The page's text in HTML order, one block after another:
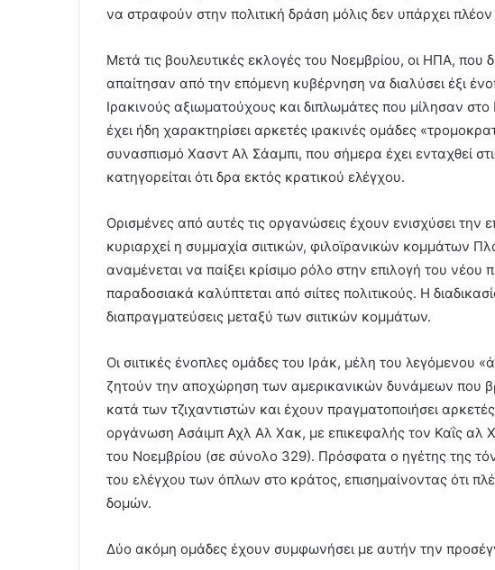
να στραφούν στην πολιτική δράση μόλις δεν υπάρχει
Μετά τις βουλευτικές εκλογές του Νοεμβρίου, οι ΗΠΑ, που
απαίτησαν από την επόμενη κυβέρνηση να διαλύσει έξι
Ιρακινούς αξιωματούχους και διπλωμάτες που μίλησαν
έχει ήδη χαρακτηρίσει αρκετές ιρακινές ομάδες
συνασπισμό Χασντ Αλ Σάαμπι, που σήμερα έχει ενταχθεί
κατηγορείται ότι δρα εκτός κρατικού ελέγχου.
Ορισμένες από αυτές τις οργανώσεις έχουν ενισχύσει την
κυριαρχεί η συμμαχία σιιτικών, φιλοϊρανικών κομμάτων
αναμένεται να παίξει κρίσιμο ρόλο στην επιλογή του
παραδοσιακά καλύπτεται από σιίτες πολιτικούς. Η
διαπραγματεύσεις μεταξύ των σιιτικών κομμάτων.
Οι σιιτικές ένοπλες ομάδες του Ιράκ, μέλη του λεγόμενου
ζητούν την αποχώρηση των αμερικανικών δυνάμεων που
κατά των τζιχαντιστών και έχουν πραγματοποιήσει αρκετές
οργάνωση Ασάιμπ Αχλ Αλ Χακ, με επικεφαλής τον Καΐς αλ
του Νοεμβρίου (σε σύνολο 329). Πρόσφατα ο ηγέτης της
του ελέγχου των όπλων στο κράτος, επισημαίνοντας ότι
δομών.
Δύο ακόμη ομάδες έχουν συμφωνήσει με αυτήν την